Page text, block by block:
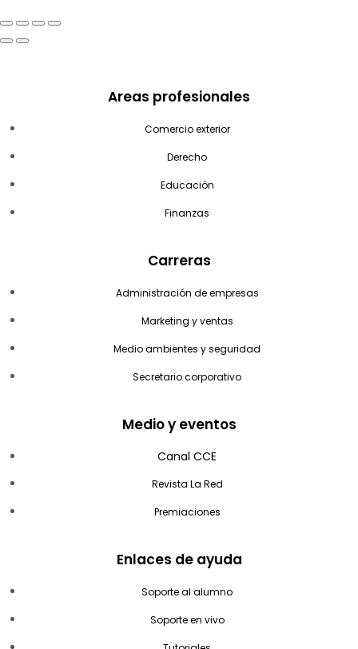
Areas profesionales
Comercio exterior
Derecho
Educación
Finanzas
Carreras
Administración de empresas
Marketing y ventas
Medio ambientes y seguridad
Secretario corporativo
Medio y eventos
Canal CCE
Revista La Red
Premiaciones
Enlaces de ayuda
Soporte al alumno
Soporte en vivo